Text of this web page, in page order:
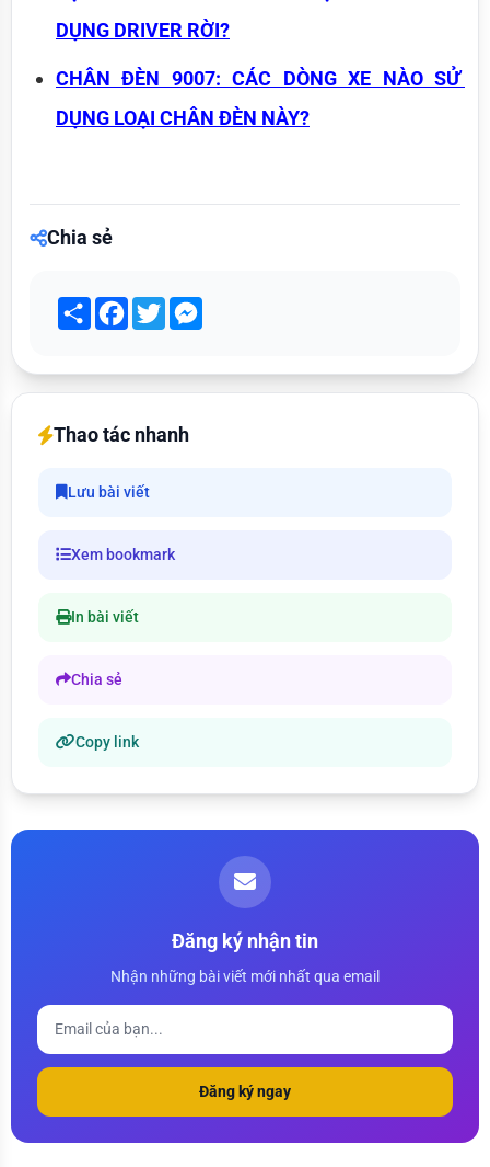
DỤNG DRIVER RỜI?
CHÂN ĐÈN 9007: CÁC DÒNG XE NÀO SỬ
DỤNG LOẠI CHÂN ĐÈN NÀY?
Chia sẻ
Share Facebook
Twitter
Thao tác nhanh
Lưu bài viết
Xem bookmark
In bài viết
Chia sẻ
Copy link
Đăng ký nhận tin
Nhận những bài viết mới nhất qua email
Đăng ký ngay